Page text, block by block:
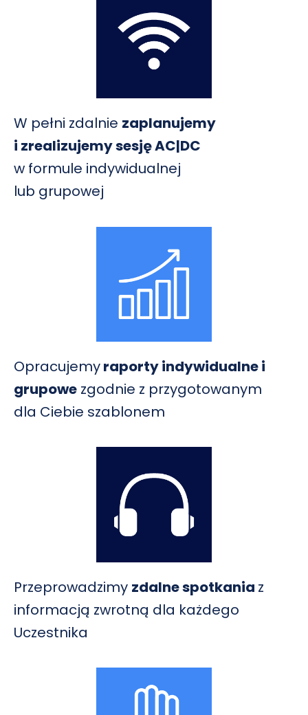
W pełni zdalnie zaplanujemy
i zrealizujemy sesję AC|DC
w formule indywidualnej
lub grupowej
Opracujemyraporty indywidualne i
grupowe zgodnie z przygotowanym
dla Ciebie szablonem
Przeprowadzimy zdalne spotkania z
informacją zwrotną dla każdego
Uczestnika